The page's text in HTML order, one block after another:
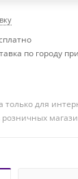
по городу
только для
розничных